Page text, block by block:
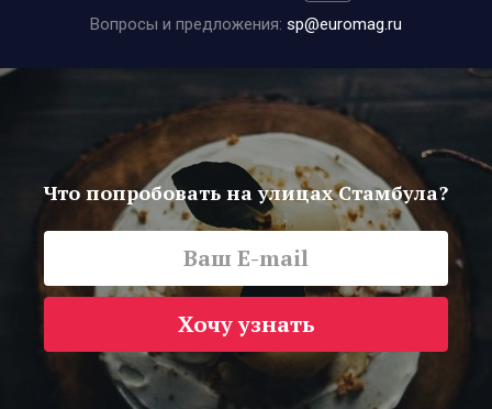
Вопросы и предложения: sp@euromag.ru
Что попробовать на улицах Стамбула?
Хочу узнать